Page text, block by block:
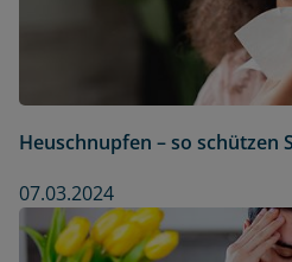
Heuschnupfen – so schützen
07.03.2024